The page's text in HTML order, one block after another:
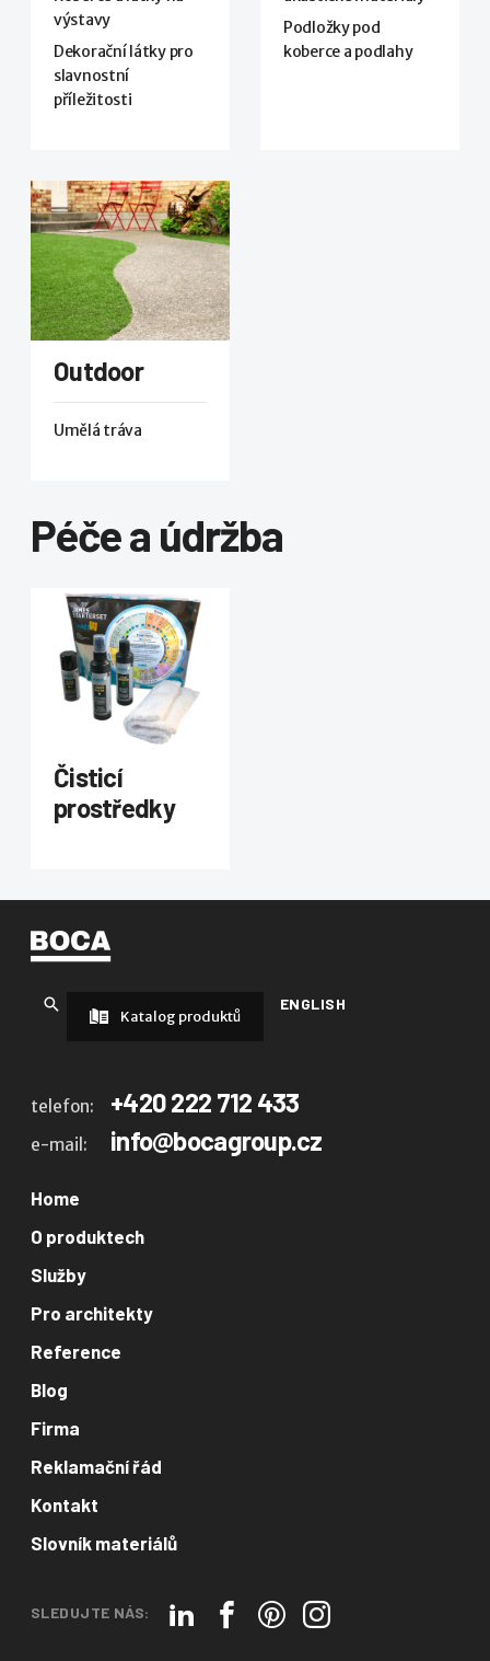
výstavy
Dekorační látky pro
slavnostní
příležitosti
Podložky pod
koberce a podlahy
Outdoor
Umělá tráva
Péče a údržba
Čisticí
prostředky
ENGLISH
Katalog produktů
telefon: +420 222 712 433
e-mail: info@bocagroup.cz
Home
O produktech
Služby
Pro architekty
Reference
Blog
Firma
Reklamační řád
Kontakt
Slovník materiálů
SLEDUJTE NÁS: